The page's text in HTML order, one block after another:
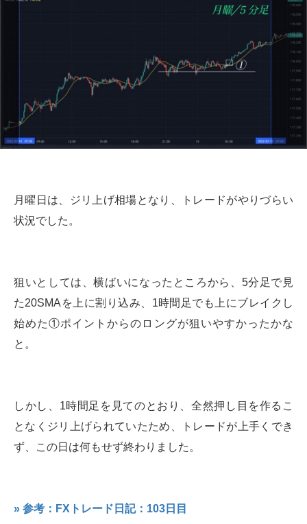
月曜日は、ジリ上げ相場となり、トレードがやりづらい
状況でした。
狙いとしては、横ばいになったところから、5分足で見
た20SMAを上に割り込み、1時間足でも上にブレイクし
始めた①ポイントからのロングが狙いやすかったかな
と。
しかし、1時間足を見てのとおり、全然押し目を作るこ
となくジリ上げられていたため、トレードが上手くでき
ず、この日は何もせず終わりました。
» 参考：FXトレード日記：103日目